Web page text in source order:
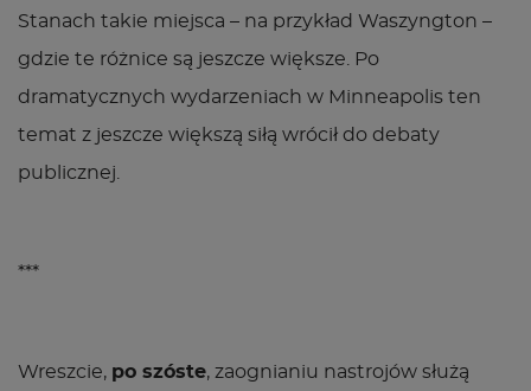
Stanach takie miejsca – na przykład Waszyngton –
gdzie te różnice są jeszcze większe. Po
dramatycznych wydarzeniach w Minneapolis ten
temat z jeszcze większą siłą wrócił do debaty
publicznej.
***
Wreszcie, po szóste, zaognianiu nastrojów służą